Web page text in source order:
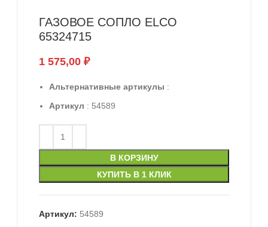
ГАЗОВОЕ СОПЛО ELCO
65324715
1 575,00 ₽
Альтернативные артикулы :
Артикул : 54589
В КОРЗИНУ
КУПИТЬ В 1 КЛИК
Артикул: 54589